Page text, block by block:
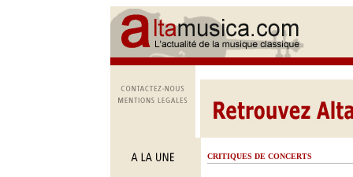
CRITIQUES DE CONCERTS